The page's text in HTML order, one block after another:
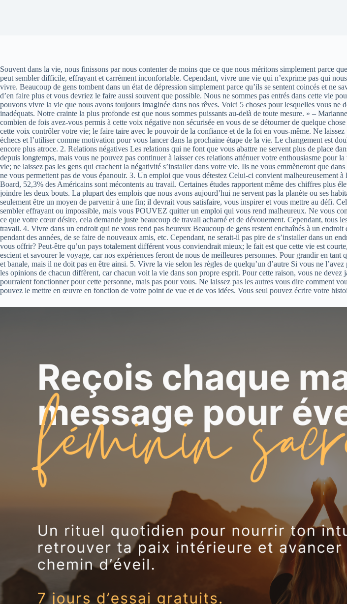
Souvent dans la vie, nous finissons par nous contenter de moins que ce que nous méritons simplement parce
peut sembler difficile, effrayant et carrément inconfortable. Cependant, vivre une vie qui n’exprime pas qui
vivre. Beaucoup de gens tombent dans un état de dépression simplement parce qu’ils se sentent coincés et
d’en faire plus et vous devriez le faire aussi souvent que possible. Nous ne sommes pas entrés dans cette vie
pouvons vivre la vie que nous avons toujours imaginée dans nos rêves. Voici 5 choses pour lesquelles vous
inadéquats. Notre crainte la plus profonde est que nous sommes puissants au-delà de toute mesure. » –
combien de fois avez-vous permis à cette voix négative non sécurisée en vous de se détourner de quelque
cette voix contrôler votre vie; le faire taire avec le pouvoir de la confiance et de la foi en vous-même. Ne
échecs et l’utiliser comme motivation pour vous lancer dans la prochaine étape de la vie. Le changement est
encore plus atroce. 2. Relations négatives Les relations qui ne font que vous abattre ne servent plus de place
depuis longtemps, mais vous ne pouvez pas continuer à laisser ces relations atténuer votre enthousiasme
vie; ne laissez pas les gens qui crachent la négativité s’installer dans votre vie. Ils ne vous emmèneront que
ne vous permettent pas de vous épanouir. 3. Un emploi que vous détestez Celui-ci convient malheureusement
Board, 52,3% des Américains sont mécontents au travail. Certaines études rapportent même des chiffres plus
joindre les deux bouts. La plupart des emplois que nous avons aujourd’hui ne servent pas la planète ou ses
seulement être un moyen de parvenir à une fin; il devrait vous satisfaire, vous inspirer et vous mettre au défi.
sembler effrayant ou impossible, mais vous POUVEZ quitter un emploi qui vous rend malheureux. Ne vous
ce que votre cœur désire, cela demande juste beaucoup de travail acharné et de dévouement. Cependant,
travail. 4. Vivre dans un endroit qui ne vous rend pas heureux Beaucoup de gens restent enchaînés à un
pendant des années, de se faire de nouveaux amis, etc. Cependant, ne serait-il pas pire de s’installer dans un
vous offrir? Peut-être qu’un pays totalement différent vous conviendrait mieux; le fait est que cette vie est
escient et savourer le voyage, car nos expériences feront de nous de meilleures personnes. Pour grandir en
et banale, mais il ne doit pas en être ainsi. 5. Vivre la vie selon les règles de quelqu’un d’autre Si vous ne
les opinions de chacun diffèrent, car chacun voit la vie dans son propre esprit. Pour cette raison, vous ne
pourraient fonctionner pour cette personne, mais pas pour vous. Ne laissez pas les autres vous dire comment
pouvez le mettre en œuvre en fonction de votre point de vue et de vos idées. Vous seul pouvez écrire votre